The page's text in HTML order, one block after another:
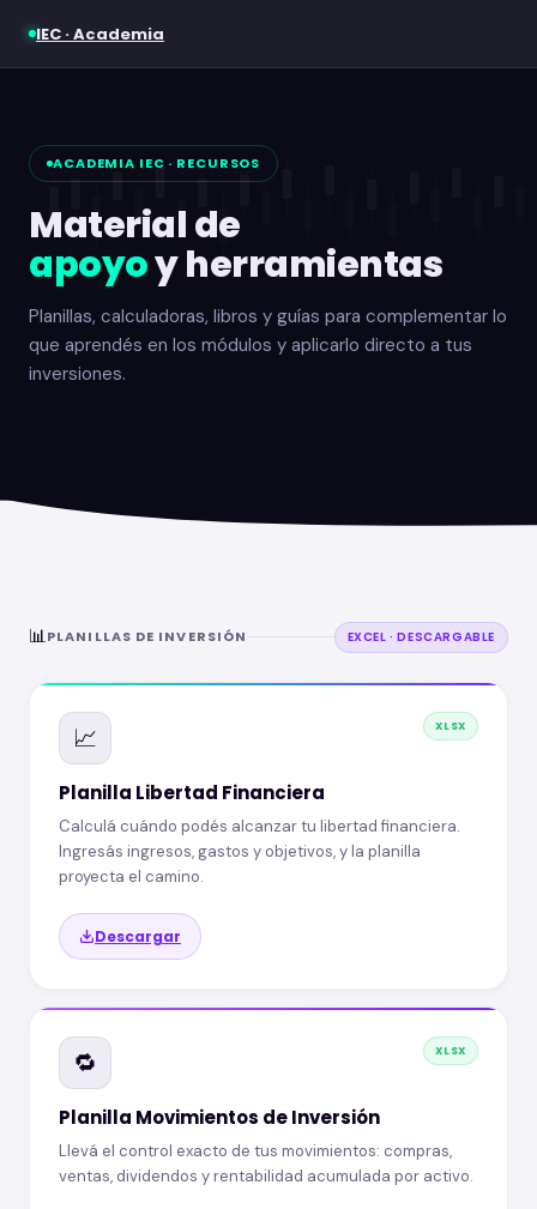
IEC · Academia
ACADEMIA IEC · RECURSOS
Material de
apoyoy herramientas
Planillas, calculadoras, libros y guías para complementar lo
que aprendés en los módulos y aplicarlo directo a tus
inversiones.
📊PLANILLAS DE INVERSIÓN EXCEL · DESCARGABLE
📈 XLSX
Planilla Libertad Financiera
Calculá cuándo podés alcanzar tu libertad financiera.
Ingresás ingresos, gastos y objetivos, y la planilla
proyecta el camino.
Descargar
🔁 XLSX
Planilla Movimientos de Inversión
Llevá el control exacto de tus movimientos: compras,
ventas, dividendos y rentabilidad acumulada por activo.